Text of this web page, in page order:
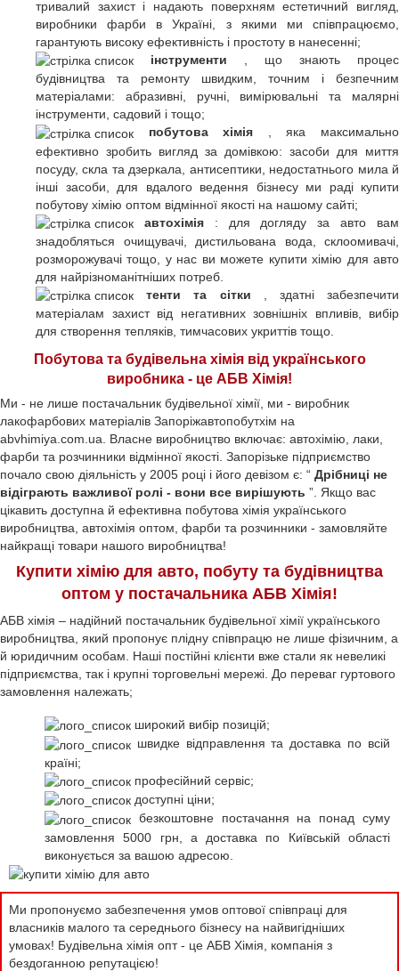
тривалий захист і надають поверхням естетичний вигляд,
виробники фарби в Україні, з якими ми співпрацюємо,
гарантують високу ефективність і простоту в нанесенні;
інструменти , що знають процес
будівництва та ремонту швидким, точним і безпечним
матеріалами: абразивні, ручні, вимірювальні та малярні
інструменти, садовий і тощо;
побутова хімія , яка максимально
ефективно зробить вигляд за домівкою: засоби для миття
посуду, скла та дзеркала, антисептики, недостатнього мила й
інші засоби, для вдалого ведення бізнесу ми раді купити
побутову хімію оптом відмінної якості на нашому сайті;
автохімія: для догляду за авто вам
знадобляться очищувачі, дистильована вода, склоомивачі,
розморожувачі тощо, у нас ви можете купити хімію для авто
для найрізноманітніших потреб.
тенти та сітки , здатні забезпечити
матеріалам захист від негативних зовнішніх впливів, вибір
для створення тепляків, тимчасових укриттів тощо.
Побутова та будівельна хімія від українського
виробника - це АБВ Хімія!
Ми - не лише постачальник будівельної хімії, ми - виробник
лакофарбових матеріалів Запоріжавтопобутхім на
abvhimiya.com.ua. Власне виробництво включає: автохімію, лаки,
фарби та розчинники відмінної якості. Запорізьке підприємство
почало свою діяльність у 2005 році і його девізом є: “ Дрібниці не
відіграють важливої ролі - вони все вирішують ”. Якщо вас
цікавить доступна й ефективна побутова хімія українського
виробництва, автохімія оптом, фарби та розчинники - замовляйте
найкращі товари нашого виробництва!
Купити хімію для авто, побуту та будівництва
оптом у постачальника АБВ Хімія!
АБВ хімія – надійний постачальник будівельної хімії українського
виробництва, який пропонує плідну співпрацю не лише фізичним, а
й юридичним особам. Наші постійні клієнти вже стали як невеликі
підприємства, так і крупні торговельні мережі. До переваг гуртового
замовлення належать;
широкий вибір позицій;
швидке відправлення та доставка по всій
країні;
професійний сервіс;
доступні ціни;
безкоштовне постачання на понад суму
замовлення 5000 грн, а доставка по Київській області
виконується за вашою адресою.
Ми пропонуємо забезпечення умов оптової співпраці для
власників малого та середнього бізнесу на найвигідніших
умовах! Будівельна хімія опт - це АБВ Хімія, компанія з
бездоганною репутацією!